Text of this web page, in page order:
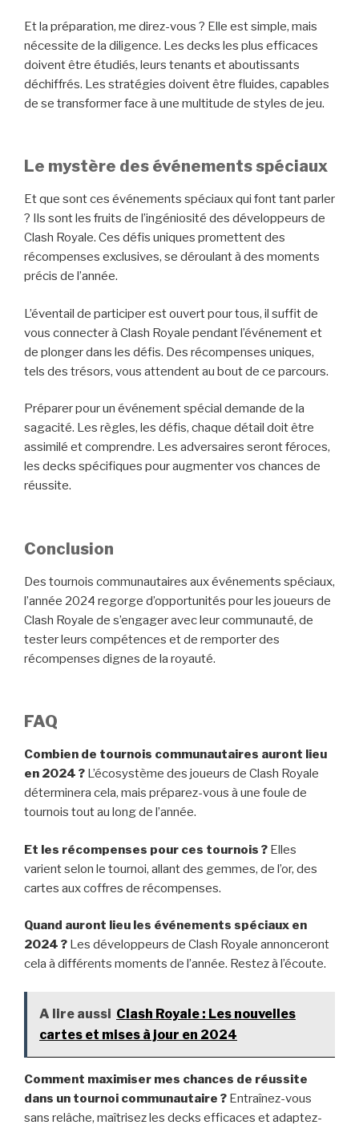
Et la préparation, me direz-vous ? Elle est simple, mais
nécessite de la diligence. Les decks les plus efficaces
doivent être étudiés, leurs tenants et aboutissants
déchiffrés. Les stratégies doivent être fluides, capables
de se transformer face à une multitude de styles de jeu.
Le mystère des événements spéciaux
Et que sont ces événements spéciaux qui font tant parler
? Ils sont les fruits de l’ingéniosité des développeurs de
Clash Royale. Ces défis uniques promettent des
récompenses exclusives, se déroulant à des moments
précis de l’année.
L’éventail de participer est ouvert pour tous, il suffit de
vous connecter à Clash Royale pendant l’événement et
de plonger dans les défis. Des récompenses uniques,
tels des trésors, vous attendent au bout de ce parcours.
Préparer pour un événement spécial demande de la
sagacité. Les règles, les défis, chaque détail doit être
assimilé et comprendre. Les adversaires seront féroces,
les decks spécifiques pour augmenter vos chances de
réussite.
Conclusion
Des tournois communautaires aux événements spéciaux,
l’année 2024 regorge d’opportunités pour les joueurs de
Clash Royale de s’engager avec leur communauté, de
tester leurs compétences et de remporter des
récompenses dignes de la royauté.
FAQ
Combien de tournois communautaires auront lieu
en 2024 ? L’écosystème des joueurs de Clash Royale
déterminera cela, mais préparez-vous à une foule de
tournois tout au long de l’année.
Et les récompenses pour ces tournois ? Elles
varient selon le tournoi, allant des gemmes, de l’or, des
cartes aux coffres de récompenses.
Quand auront lieu les événements spéciaux en
2024 ? Les développeurs de Clash Royale annonceront
cela à différents moments de l’année. Restez à l’écoute.
A lire aussi Clash Royale : Les nouvelles
cartes et mises à jour en 2024
Comment maximiser mes chances de réussite
dans un tournoi communautaire ? Entraînez-vous
sans relâche, maîtrisez les decks efficaces et adaptez-